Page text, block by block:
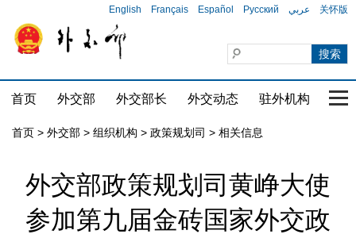
English Français Español Русский عربي 关怀版
首页 外交部 外交部长 外交动态 驻外机构 国
首页 > 外交部 > 组织机构 > 政策规划司 > 相关信息
外交部政策规划司黄峥大使
参加第九届金砖国家外交政